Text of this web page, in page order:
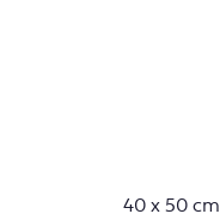
40 x 50 cm